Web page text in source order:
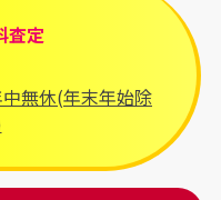
査定
中無休(年末年始除